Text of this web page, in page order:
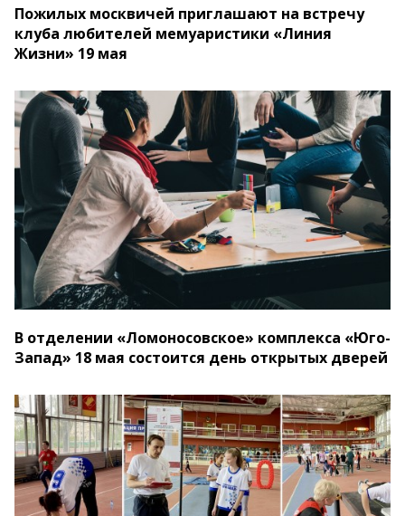
Пожилых москвичей приглашают на встречу
клуба любителей мемуаристики «Линия
Жизни» 19 мая
В отделении «Ломоносовское» комплекса «Юго-
Запад» 18 мая состоится день открытых дверей